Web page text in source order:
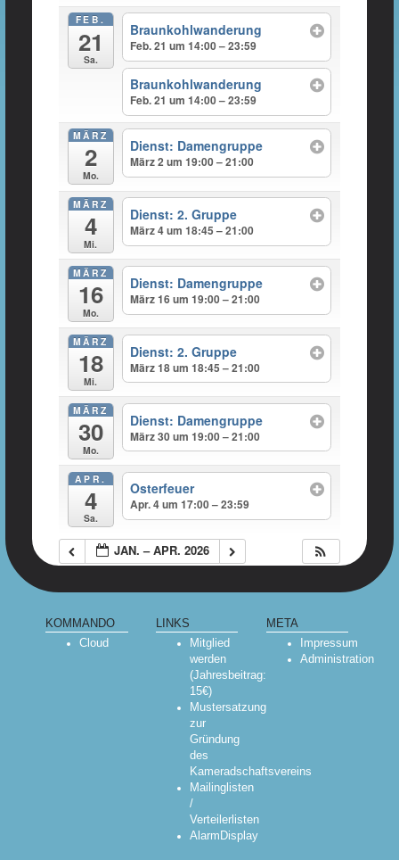
FEB.
21
Sa.
Braunkohlwanderung
Feb. 21 um 14:00 – 23:59
Braunkohlwanderung
Feb. 21 um 14:00 – 23:59
MÄRZ
2
Mo.
Dienst: Damengruppe
März 2 um 19:00 – 21:00
MÄRZ
4
Mi.
Dienst: 2. Gruppe
März 4 um 18:45 – 21:00
MÄRZ
16
Mo.
Dienst: Damengruppe
März 16 um 19:00 – 21:00
MÄRZ
18
Mi.
Dienst: 2. Gruppe
März 18 um 18:45 – 21:00
MÄRZ
30
Mo.
Dienst: Damengruppe
März 30 um 19:00 – 21:00
APR.
4
Sa.
Osterfeuer
Apr. 4 um 17:00 – 23:59
JAN. – APR. 2026
KOMMANDO
Cloud
LINKS
Mitglied
werden
(Jahresbeitrag:
15€)
Mustersatzung
zur
Gründung
des
Kameradschaftsvereins
Mailinglisten
/
Verteilerlisten
AlarmDisplay
META
Impressum
Administration